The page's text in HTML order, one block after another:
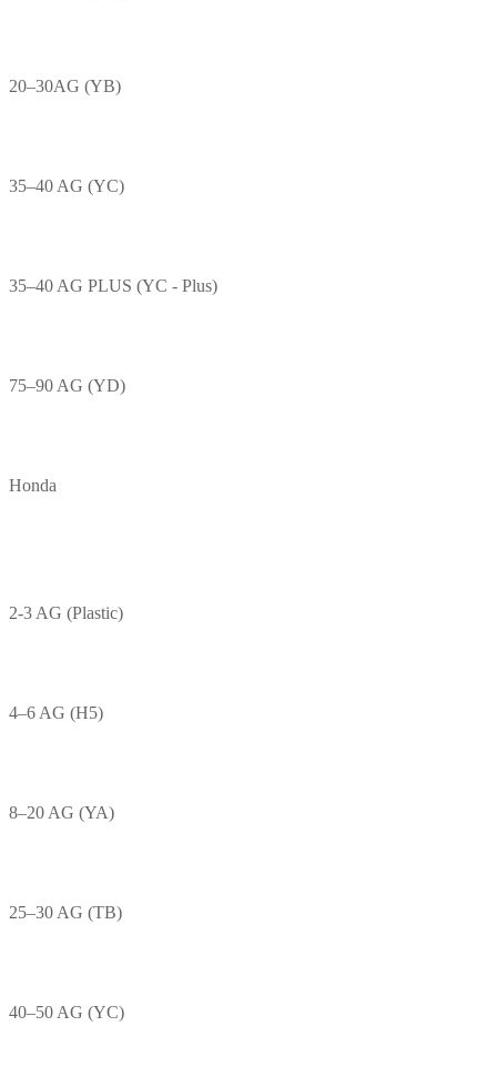
20–30AG (YB)
35–40 AG (YC)
35–40 AG PLUS (YC - Plus)
75–90 AG (YD)
Honda
2-3 AG (Plastic)
4–6 AG (H5)
8–20 AG (YA)
25–30 AG (TB)
40–50 AG (YC)